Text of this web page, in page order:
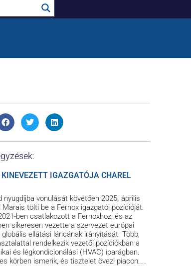
IGAZGATÓJA CHAREL
nyugdíjba vonulását követően 2025. április
Marais tölti be a Fernox igazgatói pozícióját.
ben csatlakozott a Fernoxhoz, és az
sikeresen vezette a szervezet európai
ellátási láncának irányítását. Több,
rendelkezik vezetői pozíciókban a
és légkondicionálási (HVAC) iparágban.
körben ismerik, és tisztelet övezi piacon.